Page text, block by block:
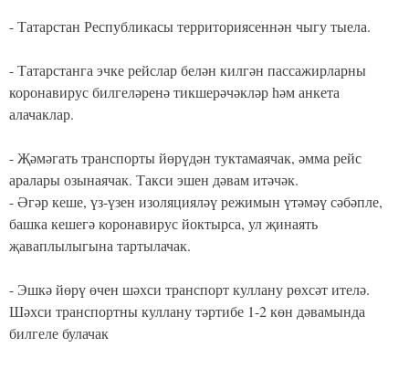
- Татарстан Республикасы территориясеннән чыгу тыела. ⠀
- Татарстанга эчке рейслар белән килгән пассажирларны
коронавирус билгеләренә тикшерәчәкләр һәм анкета
алачаклар.
- Җәмәгать транспорты йөрүдән туктамаячак, әмма рейс
аралары озынаячак. Такси эшен дәвам итәчәк. ⠀⠀
- Әгәр кеше, үз-үзен изоляцияләү режимын үтәмәү сәбәпле,
башка кешегә коронавирус йоктырса, ул җинаять
җаваплылыгына тартылачак. ⠀
- Эшкә йөрү өчен шәхси транспорт куллану рөхсәт ителә.
Шәхси транспортны куллану тәртибе 1-2 көн дәвамында
билгеле булачак